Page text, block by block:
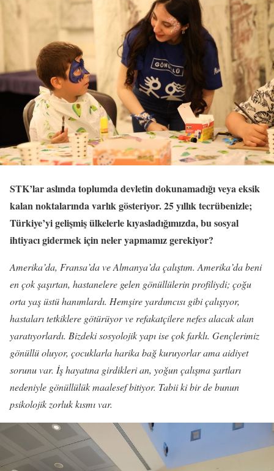
STK’lar aslında toplumda devletin dokunamadığı veya eksik
kalan noktalarında varlık gösteriyor. 25 yıllık tecrübenizle;
Türkiye’yi gelişmiş ülkelerle kıyasladığımızda, bu sosyal
ihtiyacı gidermek için neler yapmamız gerekiyor?
Amerika’da, Fransa’da ve Almanya’da çalıştım. Amerika’da beni
en çok şaşırtan, hastanelere gelen gönüllülerin profiliydi; çoğu
orta yaş üstü hanımlardı. Hemşire yardımcısı gibi çalışıyor,
hastaları tetkiklere götürüyor ve refakatçilere nefes alacak alan
yaratıyorlardı. Bizdeki sosyolojik yapı ise çok farklı. Gençlerimiz
gönüllü oluyor, çocuklarla harika bağ kuruyorlar ama aidiyet
sorunu var. İş hayatına girdikleri an, yoğun çalışma şartları
nedeniyle gönüllülük maalesef bitiyor. Tabii ki bir de bunun
psikolojik zorluk kısmı var.